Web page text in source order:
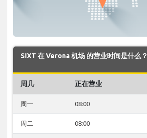
SIXT 在 Verona 机场 的营业时间是什么？
周几 正在营业
周一 08:00
周二 08:00